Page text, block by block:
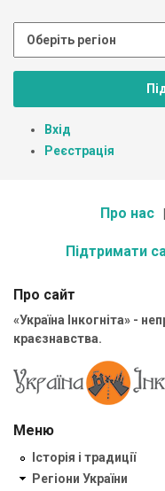
Вхід
Реєстрація
Про нас
Підтримати
Про сайт
«Україна Інкогніта» -
краєзнавства.
Меню
Історія і традиції
Регіони України